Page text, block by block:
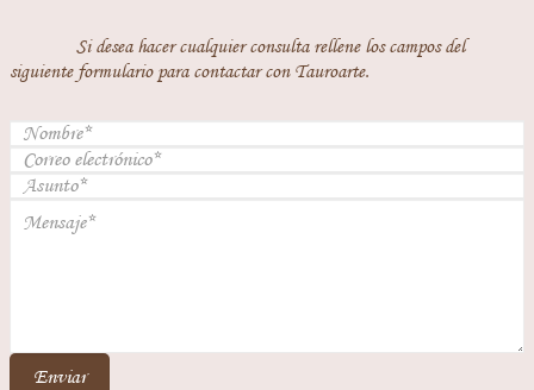
Si desea hacer cualquier consulta rellene los campos del
siguiente formulario para contactar con Tauroarte.
Enviar